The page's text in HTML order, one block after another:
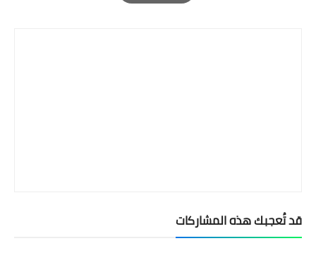
Print
قد تُعجبك هذه المشاركات